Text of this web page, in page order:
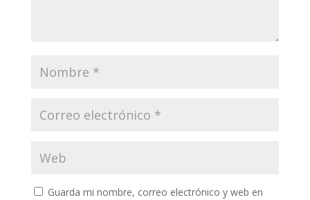
Guarda mi nombre, correo electrónico y web en